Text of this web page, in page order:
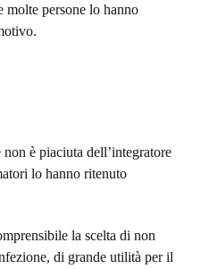
molte persone lo hanno
non è piaciuta dell’integratore
lo hanno ritenuto
la scelta di non
di grande utilità per il